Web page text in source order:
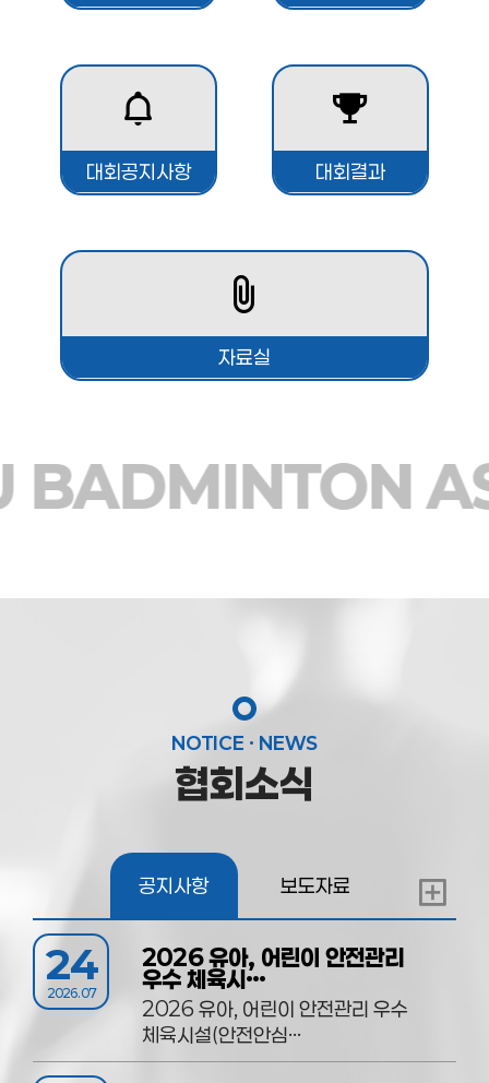
대회공지사항 대회결과
자료실
NOTICE · NEWS
협회소식
공지사항 보도자료
24
2026.07
2026 유아, 어린이 안전관리
우수 체육시…
2026 유아, 어린이 안전관리 우수
체육시설(안전안심…